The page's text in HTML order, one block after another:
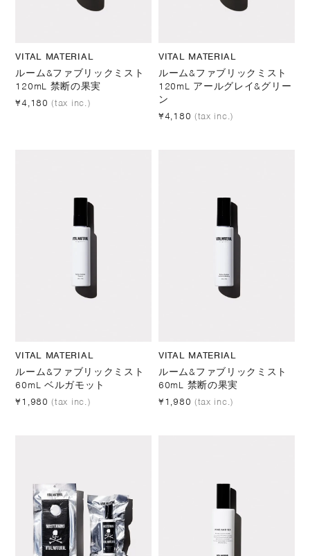
VITAL MATERIAL
ルーム&ファブリックミスト
120mL 禁断の果実
¥4,180 (tax inc.)
VITAL MATERIAL
ルーム&ファブリックミスト
120mL アールグレイ&グリー
ン
¥4,180 (tax inc.)
VITAL MATERIAL
ルーム&ファブリックミスト
60mL ベルガモット
¥1,980 (tax inc.)
VITAL MATERIAL
ルーム&ファブリックミスト
60mL 禁断の果実
¥1,980 (tax inc.)